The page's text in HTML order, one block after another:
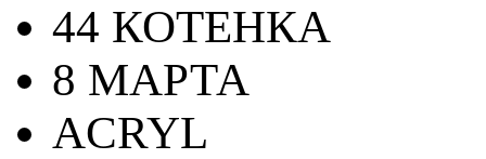
44 КОТЕНКА
8 МАРТА
ACRYL